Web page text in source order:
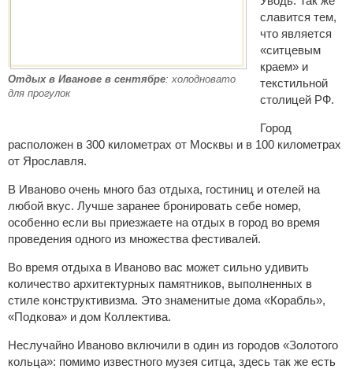
Отдых в Иванове в сентябре: холодновато
для прогулок
славится тем,
что является
«ситцевым
краем» и
текстильной
столицей РФ.
Город
расположен в 300 километрах от Москвы и в 100 километрах
от Ярославля.
В Иваново очень много баз отдыха, гостиниц и отелей на
любой вкус. Лучше заранее бронировать себе номер,
особенно если вы приезжаете на отдых в город во время
проведения одного из множества фестивалей.
Во время отдыха в Иваново вас может сильно удивить
количество архитектурных памятников, выполненных в
стиле конструктивизма. Это знаменитые дома «Корабль»,
«Подкова» и дом Коллектива.
Неслучайно Иваново включили в один из городов «Золотого
кольца»: помимо известного музея ситца, здесь так же есть